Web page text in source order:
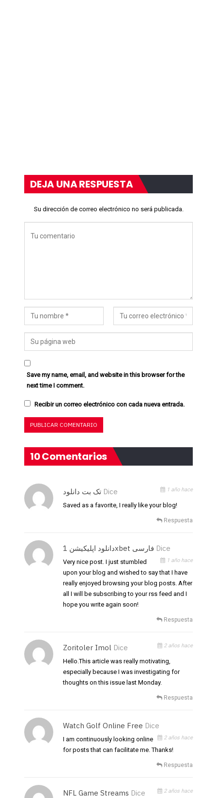
DEJA UNA RESPUESTA
Su dirección de correo electrónico no será publicada.
Save my name, email, and website in this browser for the
next time I comment.
Recibir un correo electrónico con cada nueva entrada.
10 Comentarios
تک بت دانلود Dice 1 año hace
Saved as a favorite, I really like your blog!
Respuesta
دانلود اپلیکیشن 1xbet فارسی Dice
1 año hace
Very nice post. I just stumbled
upon your blog and wished to say that I have
really enjoyed browsing your blog posts. After
all I will be subscribing to your rss feed and I
hope you write again soon!
Respuesta
Zoritoler Imol Dice 2 años hace
Hello.This article was really motivating,
especially because I was investigating for
thoughts on this issue last Monday.
Respuesta
Watch Golf Online Free Dice
2 años hace
I am continuously looking online
for posts that can facilitate me. Thanks!
Respuesta
NFL Game Streams Dice 2 años hace